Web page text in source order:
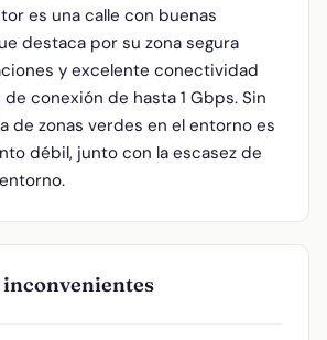
es una calle con buenas
destaca por su zona segura
y excelente conectividad
conexión de hasta 1 Gbps. Sin
de zonas verdes en el entorno es
débil, junto con la escasez de
inconvenientes